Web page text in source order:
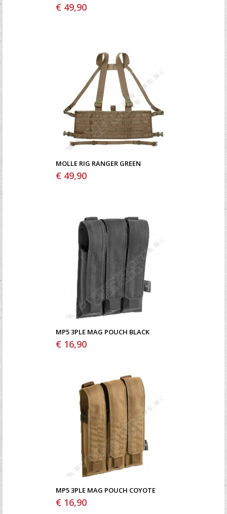
€ 49,90
MOLLE RIG RANGER GREEN
€ 49,90
MP5 3PLE MAG POUCH BLACK
€ 16,90
MP5 3PLE MAG POUCH COYOTE
€ 16,90